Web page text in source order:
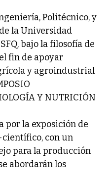
Politécnico, y
la Universidad
bajo la filosofía de
fin de apoyar
y agroindustrial
Y NUTRICIÓN
por la exposición de
con un
para la producción
abordarán los